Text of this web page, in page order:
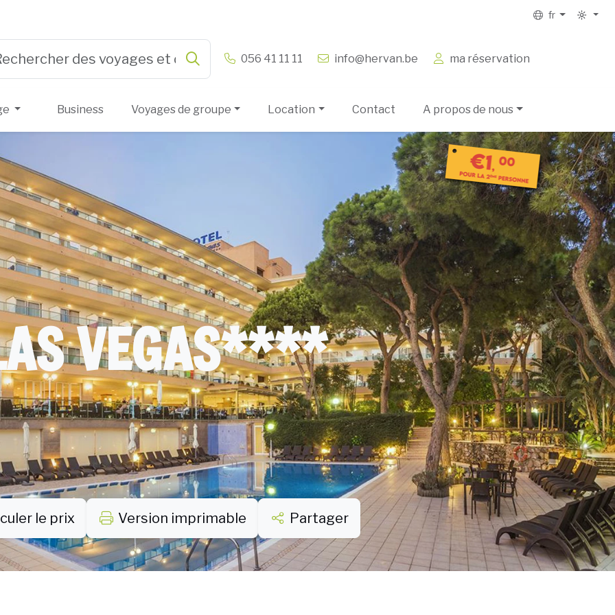
fr
& Vandamme 056 41 11 11 info@hervan.be ma réservation
Business Voyages de groupe Location Contact A propos de nous
VEGAS****
le prix Version imprimable Partager